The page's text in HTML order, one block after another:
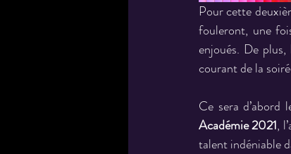
Pour cette
fouleront, une
enjoués. De
courant de la
Ce sera d’abord
Académie 2021,
talent indéniable